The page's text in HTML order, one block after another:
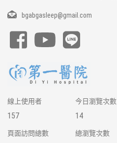
bgabgasleep@gmail.com
線上使用者
157
今日瀏覽次數
14
頁面訪問總數 總瀏覽次數